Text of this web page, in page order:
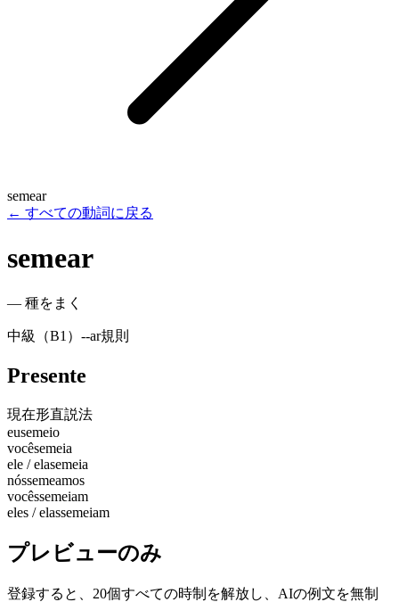
semear
← すべての動詞に戻る
semear
— 種をまく
中級（B1） --ar規則
Presente
現在形直説法
eusemeio
vocêsemeia
ele / elasemeia
nóssemeamos
vocêssemeiam
eles / elassemeiam
プレビューのみ
登録すると、20個すべての時制を解放し、AIの例文を無制